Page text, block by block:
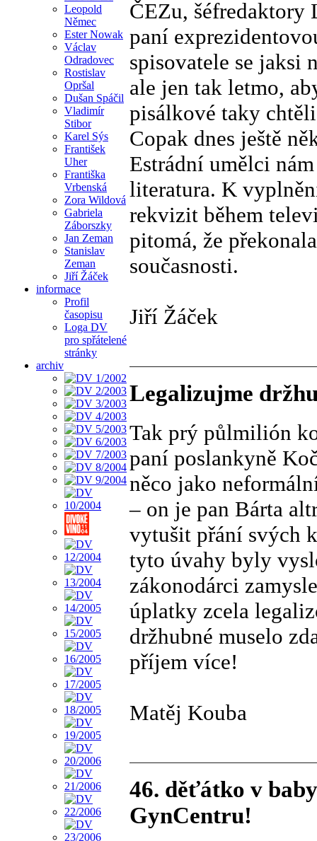
Leopold
Němec
Ester Nowak
Václav
Odradovec
Rostislav
Opršal
Dušan Spáčil
Vladimír
Stibor
Karel Sýs
František
Uher
Františka
Vrbenská
Zora Wildová
Gabriela
Záborszky
Jan Zeman
Stanislav
Zeman
Jiří Žáček
informace
Profil
časopisu
Loga DV
pro spřátelené
stránky
archiv
ČEZu, šéfredaktory
paní
spisovatele se jaksi
ale jen tak letmo,
pisálkové taky
Copak dnes ještě
Estrádní umělci
literatura. K
rekvizit během
pitomá, že
současnosti.
Jiří Žáček
Legalizujme
Tak prý půlmilión
paní poslankyně
něco jako
– on je pan Bárta
vytušit přání svých
tyto úvahy byly
zákonodárci
úplatky zcela
držhubné muselo
příjem více!
Matěj Kouba
46. děťátko v
GynCentru!